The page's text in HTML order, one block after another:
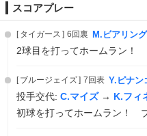
スコアプレー
タイガース 6回裏 M.ビアリング
2球目を打ってホームラン！
ブルージェイズ 7回表 Y.ピナン
投手交代: C.マイズ→ K.フィ
初球を打ってホームラン！